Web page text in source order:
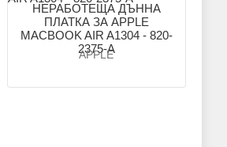
НЕРАБОТЕЩА ДЪННА
ПЛАТКА ЗА APPLE
MACBOOK AIR A1304 - 820-
2375-A
APPLE